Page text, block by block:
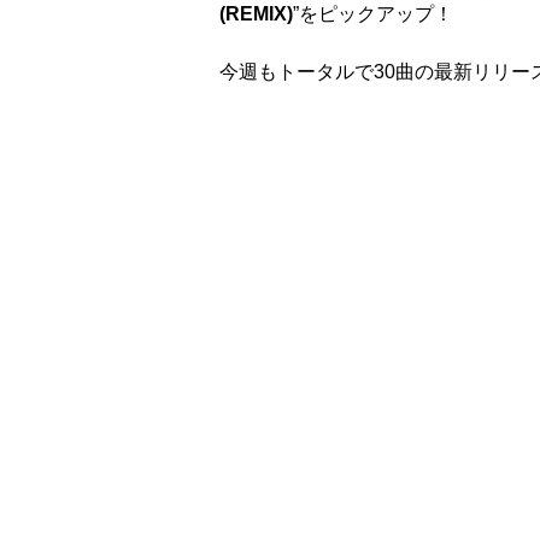
(REMIX)”をピックアップ！
今週もトータルで30曲の最新リリー